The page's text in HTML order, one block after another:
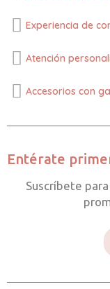
Experiencia de
Atención
Accesorios con
Entérate
Suscríbete